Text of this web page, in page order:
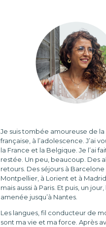
Je suis tombée amoureuse de la
française, à l’adolescence. J’ai
la France et la Belgique. Je l’ai
restée. Un peu, beaucoup. Des
retours. Des séjours à Barcelone
Montpellier, à Lorient et à
mais aussi à Paris. Et puis, un jour,
amenée jusqu’à Nantes.
Les langues, fil conducteur de
sont ma vie et ma force. Après